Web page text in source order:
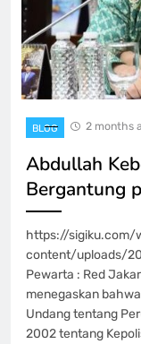
BLOG 2 months
Abdullah
Bergantung
https://sigiku.com/
content/uploads/
Pewarta : Red
menegaskan
Undang tentang
2002 tentang